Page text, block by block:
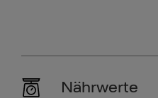
Nährwerte